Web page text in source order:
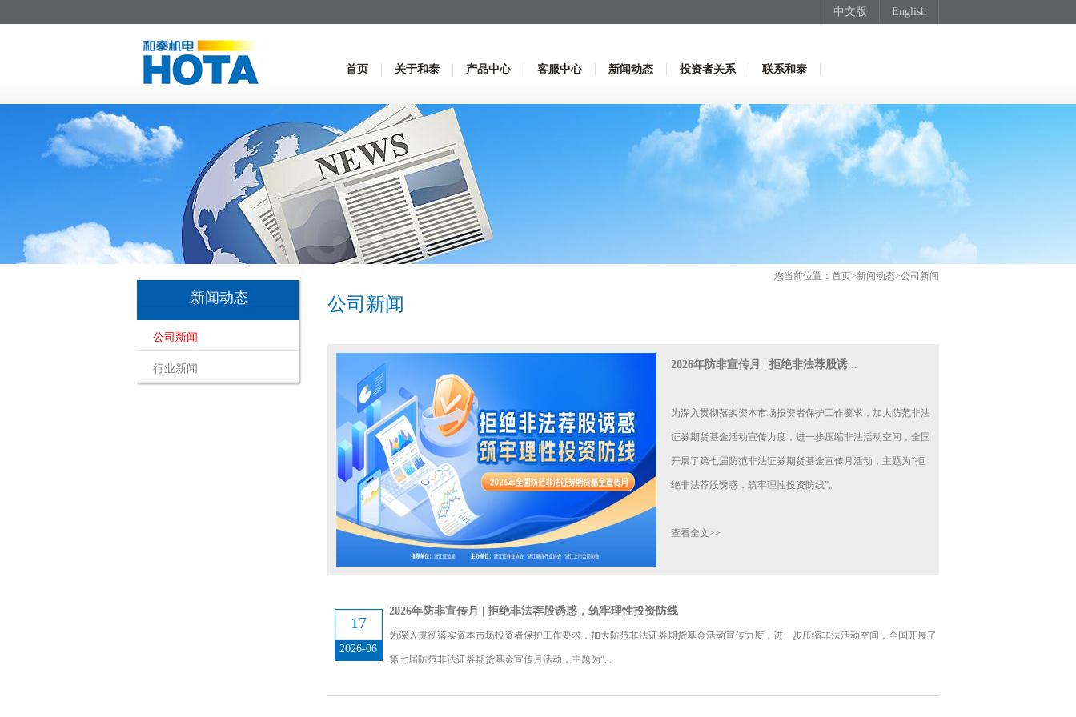
中文版 English
首页 关于和泰 产品中心 客服中心 新闻动态 投资者关系 联系和泰
新闻动态
公司新闻
行业新闻
您当前位置： 首页>新闻动态>公司新闻
公司新闻
2026年防非宣传月 | 拒绝非法荐股诱...
为深入贯彻落实资本市场投资者保护工作要求，加大防范非法
证券期货基金活动宣传力度，进一步压缩非法活动空间，全国
开展了第七届防范非法证券期货基金宣传月活动，主题为“拒
绝非法荐股诱惑，筑牢理性投资防线”。
查看全文>>
17
2026-06
2026年防非宣传月 | 拒绝非法荐股诱惑，筑牢理性投资防线
为深入贯彻落实资本市场投资者保护工作要求，加大防范非法证券期货基金活动宣传力度，进一步压缩非法活动空间，全国开展了
第七届防范非法证券期货基金宣传月活动，主题为“...